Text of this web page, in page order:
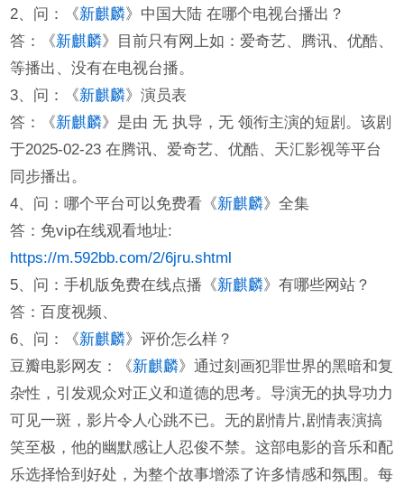
2、问：《新麒麟》中国大陆 在哪个电视台播出？
答：《新麒麟》目前只有网上如：爱奇艺、腾讯、优酷、
等播出、没有在电视台播。
3、问：《新麒麟》演员表
答：《新麒麟》是由 无 执导，无 领衔主演的短剧。该剧
于2025-02-23 在腾讯、爱奇艺、优酷、天汇影视等平台
同步播出。
4、问：哪个平台可以免费看《新麒麟》全集
答：免vip在线观看地址:
https://m.592bb.com/2/6jru.shtml
5、问：手机版免费在线点播《新麒麟》有哪些网站？
答：百度视频、
6、问：《新麒麟》评价怎么样？
豆瓣电影网友：《新麒麟》通过刻画犯罪世界的黑暗和复
杂性，引发观众对正义和道德的思考。导演无的执导功力
可见一斑，影片令人心跳不已。无的剧情片,剧情表演搞
笑至极，他的幽默感让人忍俊不禁。这部电影的音乐和配
乐选择恰到好处，为整个故事增添了许多情感和氛围。每